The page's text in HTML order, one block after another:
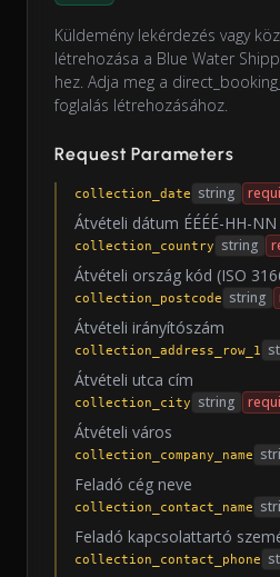
Küldemény lekérdezés vagy
létrehozása a Blue Water
hez. Adja meg a
foglalás létrehozásához.
Request Parameters
collection_date string
Átvételi dátum ÉÉÉÉ-HH-
collection_country string
Átvételi ország kód (ISO
collection_postcode string
Átvételi irányítószám
collection_address_row_1
Átvételi utca cím
collection_city string
Átvételi város
collection_company_name
Feladó cég neve
collection_contact_name
Feladó kapcsolattartó
collection_contact_phone